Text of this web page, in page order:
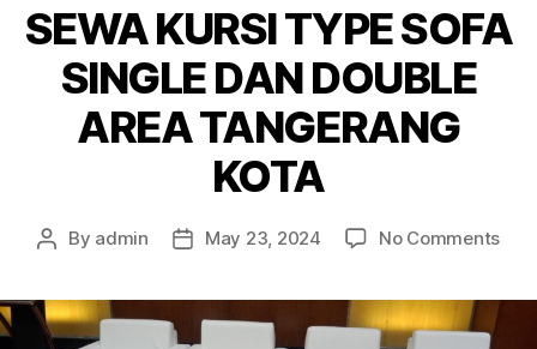
SEWA KURSI TYPE SOFA
SINGLE DAN DOUBLE
AREA TANGERANG
KOTA
Post
By admin
PostMay 23, 2024 No Commentson